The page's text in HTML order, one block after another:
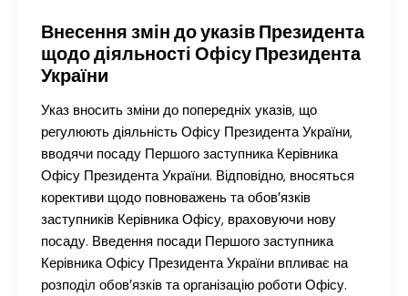
Внесення змін до указів Президента
щодо діяльності Офісу Президента
України
Указ вносить зміни до попередніх указів, що
регулюють діяльність Офісу Президента України,
вводячи посаду Першого заступника Керівника
Офісу Президента України. Відповідно, вносяться
корективи щодо повноважень та обов’язків
заступників Керівника Офісу, враховуючи нову
посаду. Введення посади Першого заступника
Керівника Офісу Президента України впливає на
розподіл обов’язків та організацію роботи Офісу.